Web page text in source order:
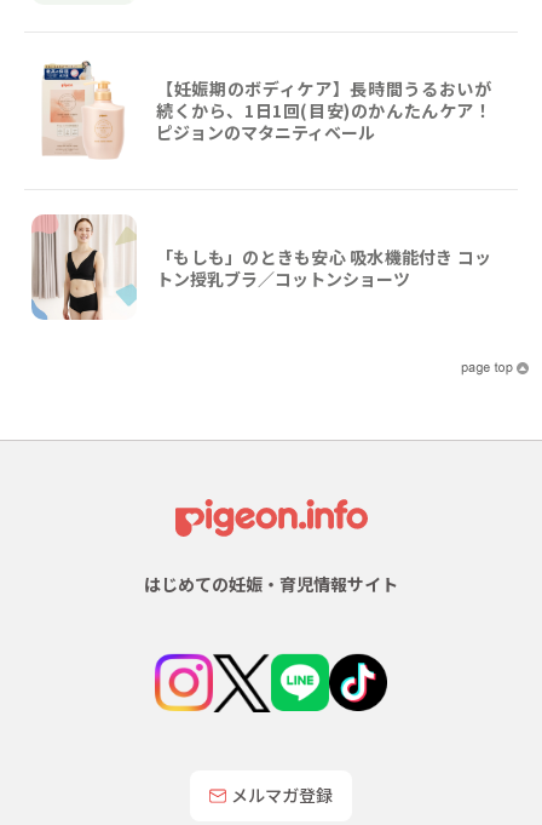
【妊娠期のボディケア】長時間うるおいが
続くから、1日1回(目安)のかんたんケア！
ピジョンのマタニティベール
「もしも」のときも安心 吸水機能付き コッ
トン授乳ブラ／コットンショーツ
はじめての妊娠・育児情報サイト
メルマガ登録